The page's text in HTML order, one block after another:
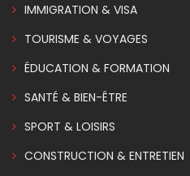
IMMIGRATION & VISA
TOURISME & VOYAGES
ÉDUCATION & FORMATION
SANTÉ & BIEN-ÊTRE
SPORT & LOISIRS
CONSTRUCTION & ENTRETIEN